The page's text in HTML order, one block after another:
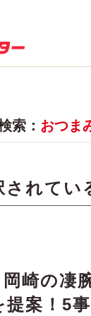
索： おつま
されてい
岡崎の凄
提案！5